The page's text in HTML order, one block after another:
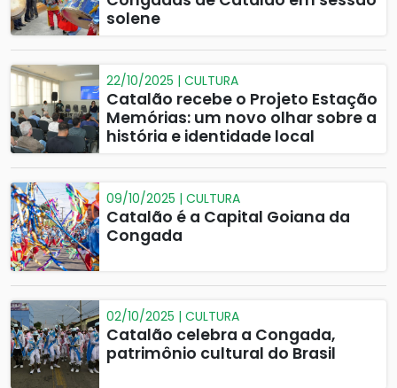
solene
22/10/2025 | CULTURA
Catalão recebe o Projeto Estação
Memórias: um novo olhar sobre a
história e identidade local
09/10/2025 | CULTURA
Catalão é a Capital Goiana da
Congada
02/10/2025 | CULTURA
Catalão celebra a Congada,
patrimônio cultural do Brasil